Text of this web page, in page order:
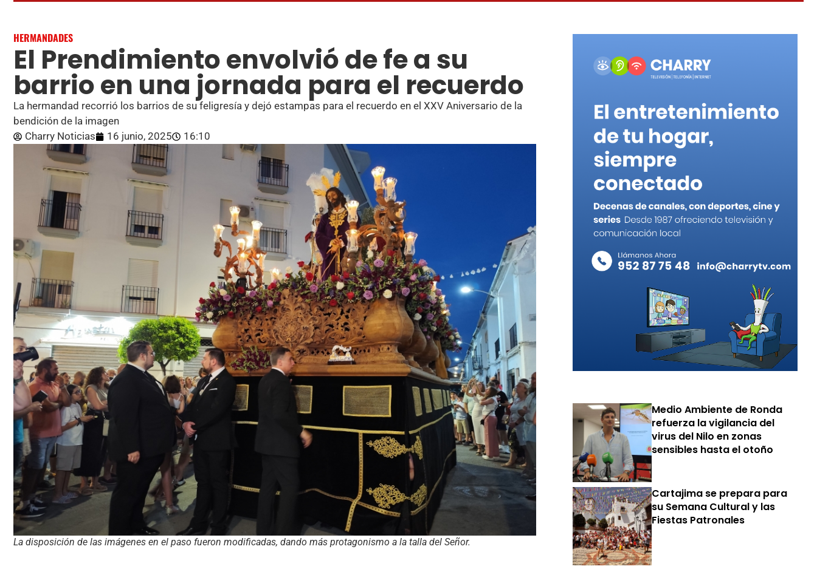
HERMANDADES
El Prendimiento envolvió de fe a su
barrio en una jornada para el recuerdo
La hermandad recorrió los barrios de su feligresía y dejó estampas para el recuerdo en el XXV Aniversario de la
bendición de la imagen
Charry Noticias
16 junio, 2025 16:10
La disposición de las imágenes en el paso fueron modificadas, dando más protagonismo a la talla del Señor.
Medio Ambiente de Ronda
refuerza la vigilancia del
virus del Nilo en zonas
sensibles hasta el otoño
Cartajima se prepara para
su Semana Cultural y las
Fiestas Patronales